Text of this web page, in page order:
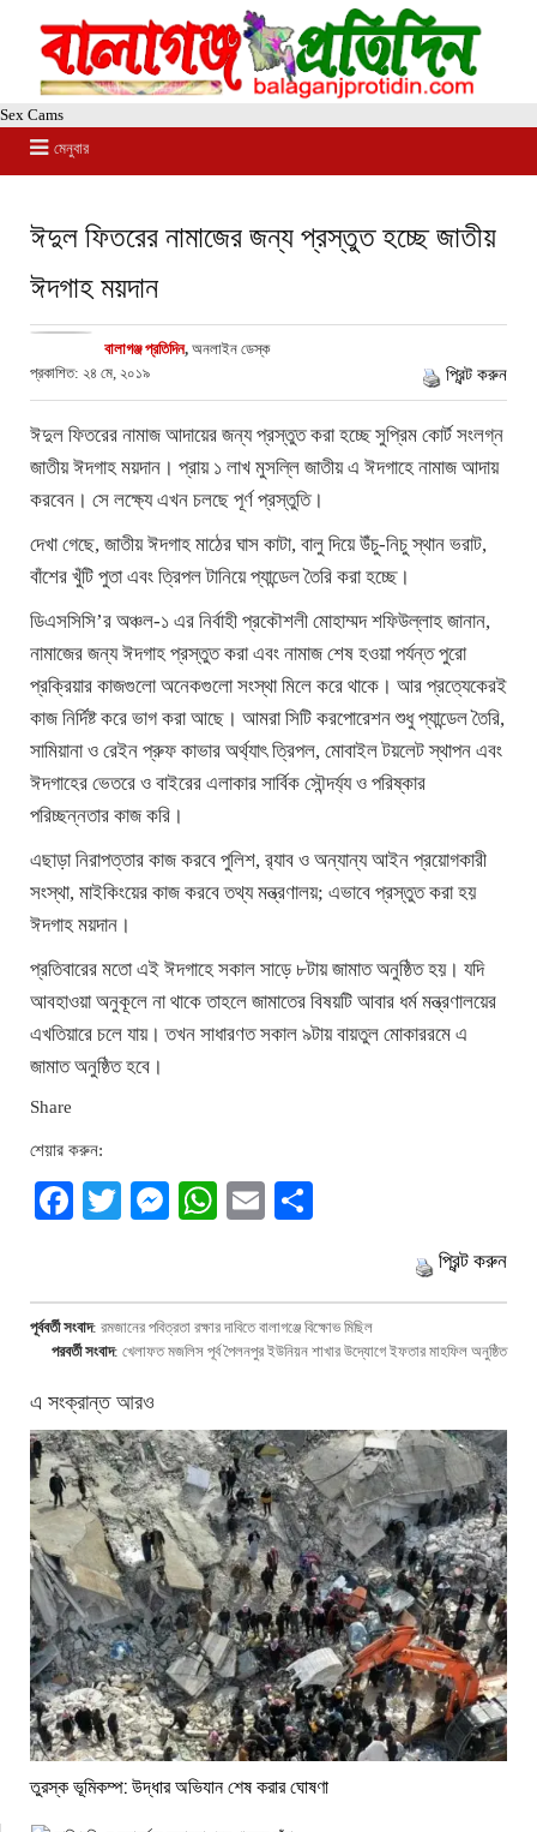
Sex Cams
মেনুবার
ঈদুল ফিতরের নামাজের জন্য প্রস্তুত হচ্ছে জাতীয়
ঈদগাহ ময়দান
বালাগঞ্জ প্রতিদিন, অনলাইন ডেস্ক
প্রকাশিত: ২৪ মে, ২০১৯
প্রিন্ট করুন
ঈদুল ফিতরের নামাজ আদায়ের জন্য প্রস্তুত করা হচ্ছে সুপ্রিম কোর্ট সংলগ্ন
জাতীয় ঈদগাহ ময়দান। প্রায় ১ লাখ মুসল্লি জাতীয় এ ঈদগাহে নামাজ আদায়
করবেন। সে লক্ষ্যে এখন চলছে পূর্ণ প্রস্তুতি।
দেখা গেছে, জাতীয় ঈদগাহ মাঠের ঘাস কাটা, বালু দিয়ে উঁচু-নিচু স্থান ভরাট,
বাঁশের খুঁটি পুতা এবং ত্রিপল টানিয়ে প্যান্ডেল তৈরি করা হচ্ছে।
ডিএসসিসি’র অঞ্চল-১ এর নির্বাহী প্রকৌশলী মোহাম্মদ শফিউল্লাহ জানান,
নামাজের জন্য ঈদগাহ প্রস্তুত করা এবং নামাজ শেষ হওয়া পর্যন্ত পুরো
প্রক্রিয়ার কাজগুলো অনেকগুলো সংস্থা মিলে করে থাকে। আর প্রত্যেকেরই
কাজ নির্দিষ্ট করে ভাগ করা আছে। আমরা সিটি করপোরেশন শুধু প্যান্ডেল তৈরি,
সামিয়ানা ও রেইন প্রুফ কাভার অর্থ্যাৎ ত্রিপল, মোবাইল টয়লেট স্থাপন এবং
ঈদগাহের ভেতরে ও বাইরের এলাকার সার্বিক সৌন্দর্য্য ও পরিষ্কার
পরিচ্ছন্নতার কাজ করি।
এছাড়া নিরাপত্তার কাজ করবে পুলিশ, র‌্যাব ও অন্যান্য আইন প্রয়োগকারী
সংস্থা, মাইকিংয়ের কাজ করবে তথ্য মন্ত্রণালয়; এভাবে প্রস্তুত করা হয়
ঈদগাহ ময়দান।
প্রতিবারের মতো এই ঈদগাহে সকাল সাড়ে ৮টায় জামাত অনুষ্ঠিত হয়। যদি
আবহাওয়া অনুকূলে না থাকে তাহলে জামাতের বিষয়টি আবার ধর্ম মন্ত্রণালয়ের
এখতিয়ারে চলে যায়। তখন সাধারণত সকাল ৯টায় বায়তুল মোকাররমে এ
জামাত অনুষ্ঠিত হবে।
Share
শেয়ার করুন:
Facebook
TwitterMessenger
WhatsApp
Email
প্রিন্ট করুন
পূর্ববর্তী সংবাদ: রমজানের পবিত্রতা রক্ষার দাবিতে বালাগঞ্জে বিক্ষোভ মিছিল
পরবর্তী সংবাদ: খেলাফত মজলিস পূর্ব পৈলনপুর ইউনিয়ন শাখার উদ্যোগে ইফতার মাহফিল অনুষ্ঠিত
এ সংক্রান্ত আরও
তুরস্ক ভূমিকম্প: উদ্ধার অভিযান শেষ করার ঘোষণা